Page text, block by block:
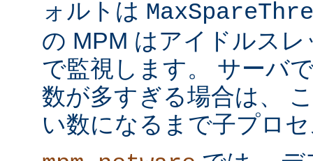
ォルトは
の MPM はアイドルス
で監視します。 サーバ
数が多すぎる場合は、
い数になるまで子プロ